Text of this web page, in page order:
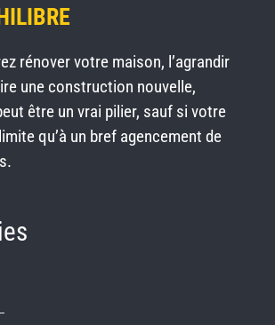
rénover votre maison, l’agrandir
une construction nouvelle,
être un vrai pilier, sauf si votre
qu’à un bref agencement de